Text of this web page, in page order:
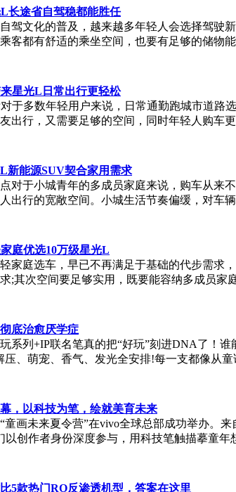
长途省自驾稳都能胜任
驾文化的普及，越来越多年轻人会选择驾
客都有舒适的乘坐空间，也要有足够的储物
星光L日常出行更轻松
于多数年轻用户来说，日常通勤跑城市道路
出行，又需要足够的空间，同时年轻人购车
新能源SUV契合家用需求
对于小城青年的多成员家庭来说，购车从来
出行的宽敞空间。小城生活节奏偏缓，对车
庭优选10万级星光L
家庭选车，早已不再满足于基础的代步需
;其次空间要足够实用，既要能容纳多成员家
底治愈厌学症
系列+IP联名笔真的把“好玩”刻进DNA了！
、萌宠、香气、发光全安排!每一支都像从童
，以科技为笔，绘就美育未来
童画未来夏令营”在vivo全球总部成功举办
创作者身份深度参与，用科技笔触描摹童年
5款热门RO反渗透机型，答案在这里